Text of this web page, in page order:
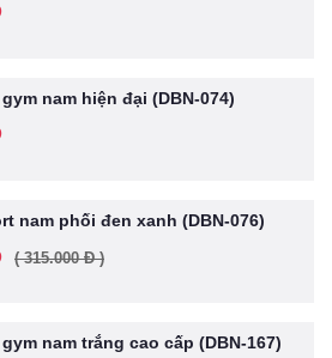
nam hiện đại (DBN-074)
nam phối đen xanh (DBN-076)
( 315.000 Đ )
nam trắng cao cấp (DBN-167)